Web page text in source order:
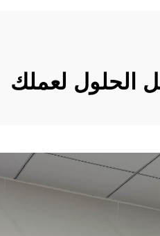
الحلول لعملك